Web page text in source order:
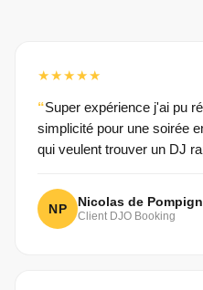
★★★★★
Super expérience j'ai pu
simplicité pour une soirée
qui veulent trouver un DJ
NP Nicolas de
Client DJO Booking